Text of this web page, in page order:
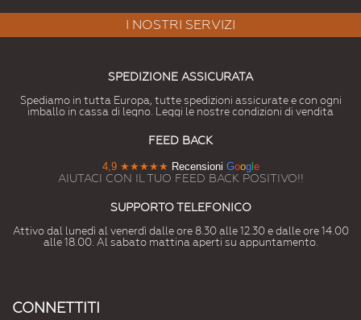
I NOSTRI SERVIZI
SPEDIZIONE ASSICURATA
Spediamo in tutta Europa, tutte spedizioni assicurate e con ogni
imballo in cassa di legno. Leggi le nostre condizioni di vendita
FEED BACK
4,9 ★★★★★ Recensioni Googl e
AIUTACI CON IL TUO FEED BACK POSITIVO!!
SUPPORTO TELEFONICO
Attivo dal lunedì al venerdì dalle ore 8.30 alle 12.30 e dalle ore 14.00
alle 18.00. Al sabato mattina aperti su appuntamento.
CONNETTITI